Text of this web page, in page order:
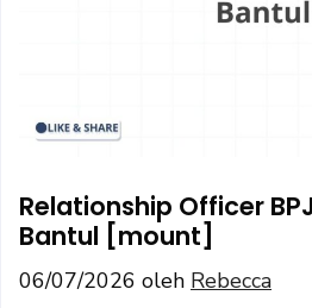
Relationship Officer
Bantul [mount]
06/07/2026 oleh Rebecca